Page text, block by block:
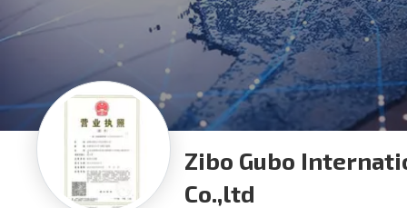
Zibo Gubo
Co.,ltd